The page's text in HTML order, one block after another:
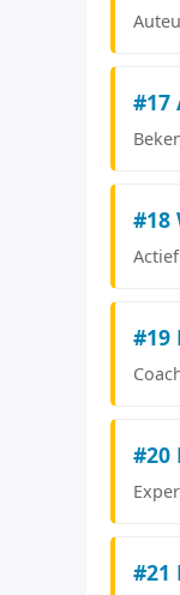
#17
#18
#19
#20
#21